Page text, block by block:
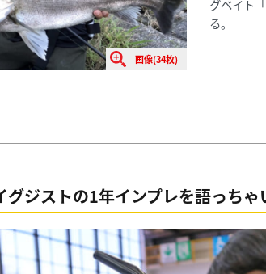
画像(34枚)
グベイト
る。
グジストの1年インプレを語っち